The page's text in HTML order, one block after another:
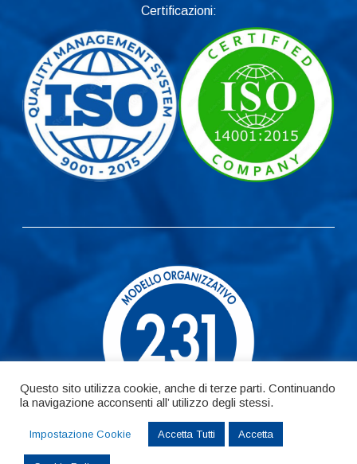
Certificazioni:
Questo sito utilizza cookie, anche di terze parti. Continuando
la navigazione acconsenti all’ utilizzo degli stessi.
Impostazione Cookie Accetta Tutti Accetta